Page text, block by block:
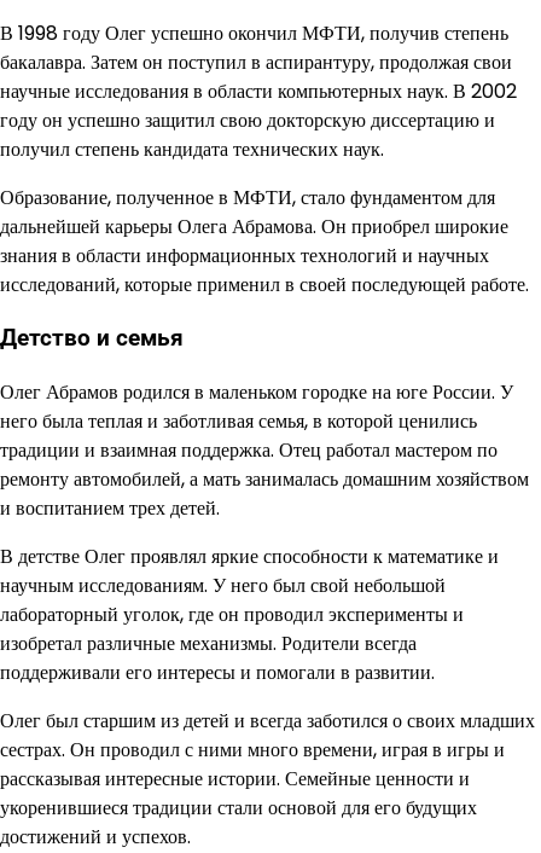
В 1998 году Олег успешно окончил МФТИ, получив степень
бакалавра. Затем он поступил в аспирантуру, продолжая свои
научные исследования в области компьютерных наук. В 2002
году он успешно защитил свою докторскую диссертацию и
получил степень кандидата технических наук.
Образование, полученное в МФТИ, стало фундаментом для
дальнейшей карьеры Олега Абрамова. Он приобрел широкие
знания в области информационных технологий и научных
исследований, которые применил в своей последующей работе.
Детство и семья
Олег Абрамов родился в маленьком городке на юге России. У
него была теплая и заботливая семья, в которой ценились
традиции и взаимная поддержка. Отец работал мастером по
ремонту автомобилей, а мать занималась домашним хозяйством
и воспитанием трех детей.
В детстве Олег проявлял яркие способности к математике и
научным исследованиям. У него был свой небольшой
лабораторный уголок, где он проводил эксперименты и
изобретал различные механизмы. Родители всегда
поддерживали его интересы и помогали в развитии.
Олег был старшим из детей и всегда заботился о своих младших
сестрах. Он проводил с ними много времени, играя в игры и
рассказывая интересные истории. Семейные ценности и
укоренившиеся традиции стали основой для его будущих
достижений и успехов.